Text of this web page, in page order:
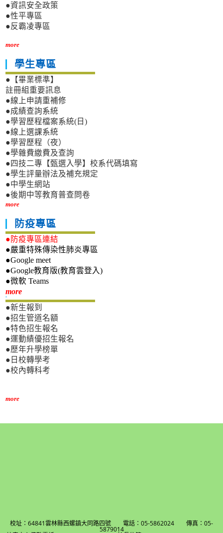
●資訊安全政策
●性平專區
●反霸凌專區
more
學生專區
●【畢業標準】
註冊組重要訊息
●線上申請重補修
●成績查詢系統
●學習歷程檔案系統(日)
●線上選課系統
●學習歷程（夜）
●學雜費繳費及查詢
●四技二專【甄選入學】校系代碼填寫
●學生評量辦法及補充規定
●中學生網站
●後期中等教育普查問卷
more
防疫專區
●防疫專區連結
●嚴重特殊傳染性肺炎專區
●Google meet
●Google教育版(教育雲登入)
●微軟 Teams
more新生專區
●新生報到
●招生管道名額
●特色招生報名
●運動績優招生報名
●歷年升學榜單
●日校轉學考
●校內轉科考
more
校址：64841雲林縣西螺鎮大同路四號 電話：05-5862024 傳真：05-
5879014